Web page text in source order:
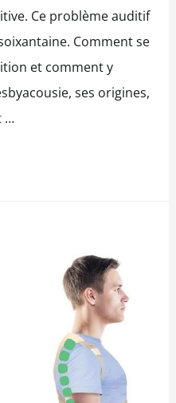
Ce problème auditif
Comment se
et comment y
ses origines,
…